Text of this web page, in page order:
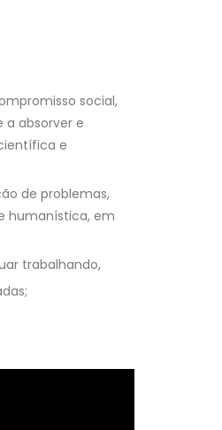
social,
absorver e
e
de problemas,
humanística, em
trabalhando,